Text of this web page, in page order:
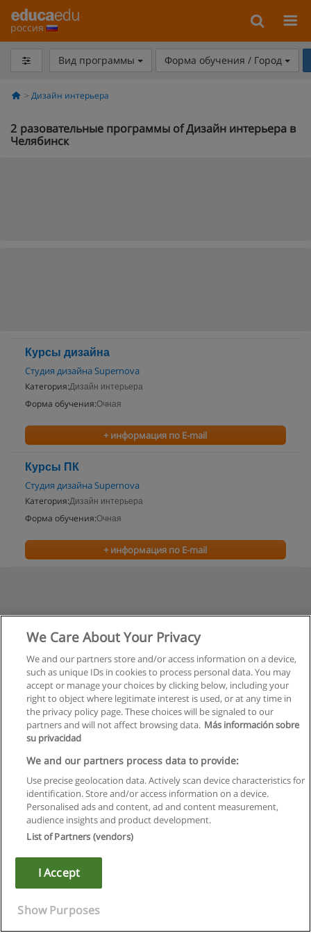
россия
Вид программы Форма обучения / Город
Дизайн интерьера
2 разовательные программы of Дизайн интерьера в
Челябинск
Курсы дизайна
Студия дизайна Supernova
Категория:Дизайн интерьера
Форма обучения:Очная
+ информация по E-mail
Курсы ПК
Студия дизайна Supernova
Категория:Дизайн интерьера
Форма обучения:Очная
+ информация по E-mail
Правила пользования
Конфиденциальность информации
Copyright © Educaedu Business S.L. - CIF : B-95610580: -
We Care About Your Privacy
We and our partners store and/or access information on a device,
such as unique IDs in cookies to process personal data. You may
accept or manage your choices by clicking below, including your
right to object where legitimate interest is used, or at any time in
the privacy policy page. These choices will be signaled to our
partners and will not affect browsing data. Más información sobre
su privacidad
We and our partners process data to provide:
Use precise geolocation data. Actively scan device characteristics for
identification. Store and/or access information on a device.
Personalised ads and content, ad and content measurement,
audience insights and product development.
List of Partners (vendors)
I Accept
Show Purposes